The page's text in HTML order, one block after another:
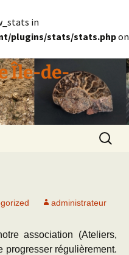
in
plugins/stats/stats.phpon
Île-de-
administrateur
association (Ateliers,
progresser régulièrement.